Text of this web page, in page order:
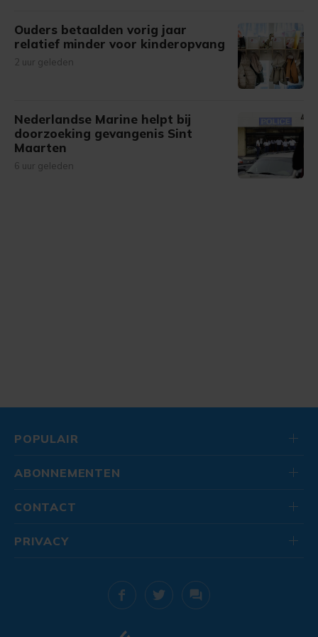
Ouders betaalden vorig jaar
relatief minder voor kinderopvang
2 uur geleden
Nederlandse Marine helpt bij
doorzoeking gevangenis Sint
Maarten
6 uur geleden
POPULAIR
ABONNEMENTEN
CONTACT
PRIVACY